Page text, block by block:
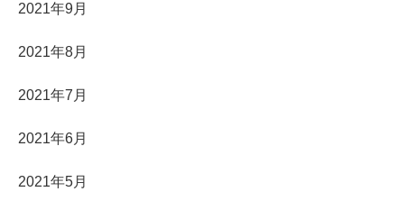
2021年9月
2021年8月
2021年7月
2021年6月
2021年5月